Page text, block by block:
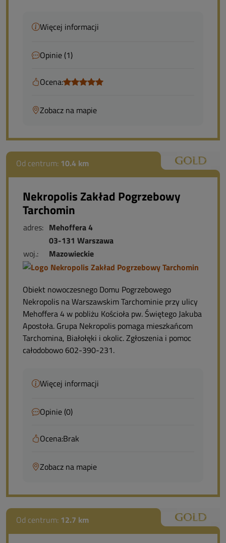
Więcej informacji
Opinie (1)
Ocena:
Zobacz na mapie
Od centrum: 10.4 km
Nekropolis Zakład Pogrzebowy
Tarchomin
adres: Mehoffera 4
03-131 Warszawa
woj.:
Mazowieckie
Obiekt nowoczesnego Domu Pogrzebowego
Nekropolis na Warszawskim Tarchominie przy ulicy
Mehoffera 4 w pobliżu Kościoła pw. Świętego Jakuba
Apostoła. Grupa Nekropolis pomaga mieszkańcom
Tarchomina, Białołęki i okolic. Zgłoszenia i pomoc
całodobowo 602-390-231.
Więcej informacji
Opinie (0)
Ocena:Brak
Zobacz na mapie
Od centrum: 12.7 km